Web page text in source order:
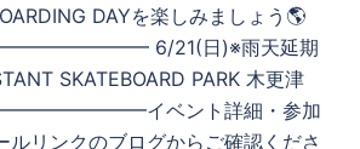
DAYを楽しみましょう🌎
6/21(日)※雨天延期
SKATEBOARD PARK 木更津
イベント詳細・参加
ルリンクのブログからご確認くださ